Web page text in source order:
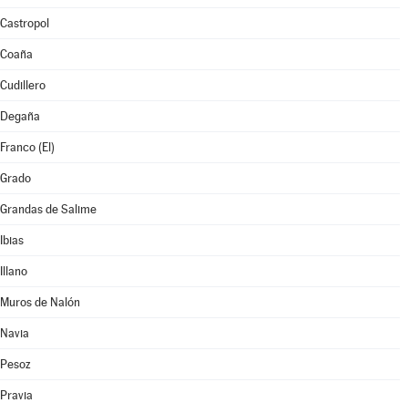
Castropol
Coaña
Cudillero
Degaña
Franco (El)
Grado
Grandas de Salime
Ibias
Illano
Muros de Nalón
Navia
Pesoz
Pravia